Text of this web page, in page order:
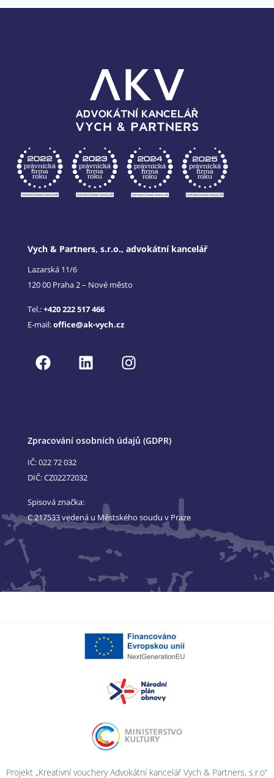
Vych & Partners, s.r.o., advokátní kancelář
Lazarská 11/6
120 00 Praha 2 – Nové město
Tel.:+420 222 517 466
E-mail:office@ak-vych.cz
Zpracování osobních údajů (GDPR)
IČ: 022 72 032
DIČ: CZ02272032
Spisová značka:
C 217533 vedená u Městského soudu v Praze
Projekt „Kreativní vouchery Advokátní kancelář Vych & Partners, s.r.o“